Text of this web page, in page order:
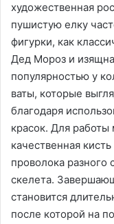
художественная
пушистую елку
фигурки, как
Дед Мороз и
популярностью у
ваты, которые
благодаря
красок. Для работы
качественная
проволока разного
скелета.
становится
после которой на